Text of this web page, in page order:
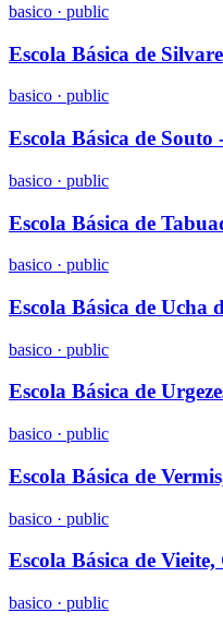
basico · public
Escola Básica de
basico · public
Escola Básica de
basico · public
Escola Básica de
basico · public
Escola Básica de Ucha
basico · public
Escola Básica de
basico · public
Escola Básica de
basico · public
Escola Básica de
basico · public